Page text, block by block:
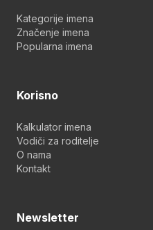
Kategorije imena
Značenje imena
Popularna imena
Korisno
Kalkulator imena
Vodiči za roditelje
O nama
Kontakt
Newsletter